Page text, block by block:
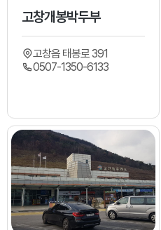
고창개봉박두부
고창읍 태봉로 391
0507-1350-6133